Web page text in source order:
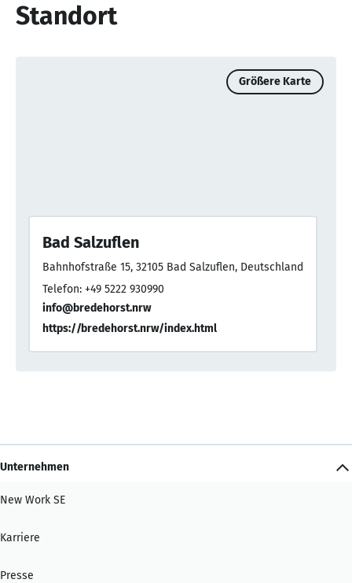
Standort
Größere Karte
Bad Salzuflen
Bahnhofstraße 15, 32105 Bad Salzuflen, Deutschland
Telefon: +49 5222 930990
info@bredehorst.nrw
https://bredehorst.nrw/index.html
Unternehmen
New Work SE
Karriere
Presse